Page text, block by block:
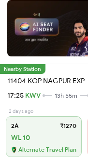
Nearby Station
11404 KOP NAGPUR EXP
17:25 KWV 13h 55m
2 days ago
2A ₹1270
WL 10
Alternate Travel Plan